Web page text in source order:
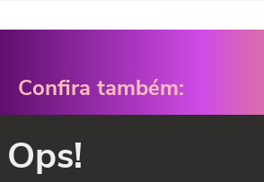
Confira também:
Ops!